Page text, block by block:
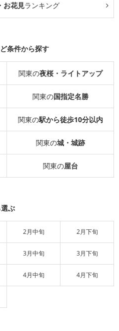
お花見ランキング
条件から探す
関東の夜桜・ライトアップ
関東の国指定名勝
関東の駅から徒歩10分以内
関東の城・城跡
関東の屋台
ぶ
2月中旬 2月下旬
3月中旬 3月下旬
4月中旬 4月下旬